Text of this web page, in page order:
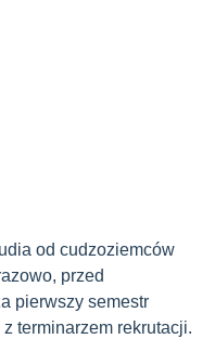
od cudzoziemców
przed
pierwszy semestr
terminarzem rekrutacji.